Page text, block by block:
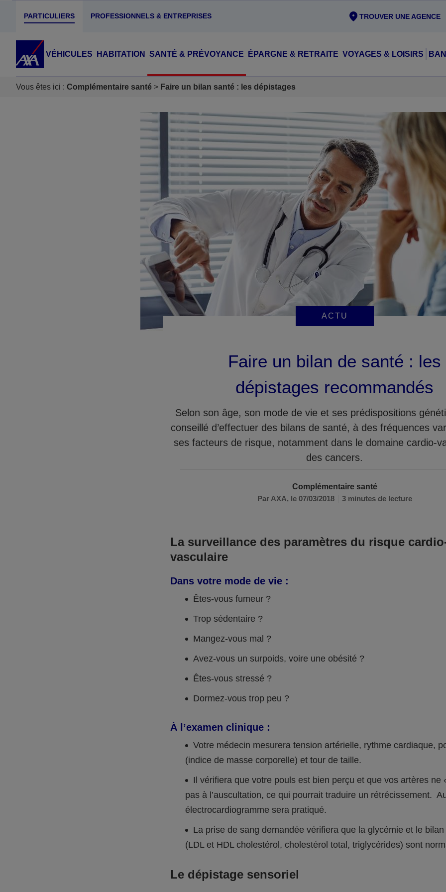
PARTICULIERS PROFESSIONNELS & ENTREPRISES TROUVER UNE AGENCE
VÉHICULES HABITATION SANTÉ & PRÉVOYANCE ÉPARGNE & RETRAITE VOYAGES & LOISIRS
Vous êtes ici : Complémentaire santé Faire un bilan santé : les dépistages
ACTU
Complémentaire santé
Par AXA, le 07/03/2018 3 minutes de lecture
Faire un bilan de santé : les
dépistages recommandés
Selon son âge, son mode de vie et ses prédispositions
conseillé d’effectuer des bilans de santé, à des fréquences
ses facteurs de risque, notamment dans le domaine cardio-
des cancers.
La surveillance des paramètres du risque
vasculaire
Dans votre mode de vie :
Êtes-vous fumeur ?
Trop sédentaire ?
Mangez-vous mal ?
Avez-vous un surpoids, voire une obésité ?
Êtes-vous stressé ?
Dormez-vous trop peu ?
À l’examen clinique :
Votre médecin mesurera tension artérielle, rythme cardiaque,
(indice de masse corporelle) et tour de taille.
Il vérifiera que votre pouls est bien perçu et que vos artères ne
pas à l’auscultation, ce qui pourrait traduire un rétrécissement.
électrocardiogramme sera pratiqué.
La prise de sang demandée vérifiera que la glycémie et le
(LDL et HDL cholestérol, cholestérol total, triglycérides) sont
Le dépistage sensoriel